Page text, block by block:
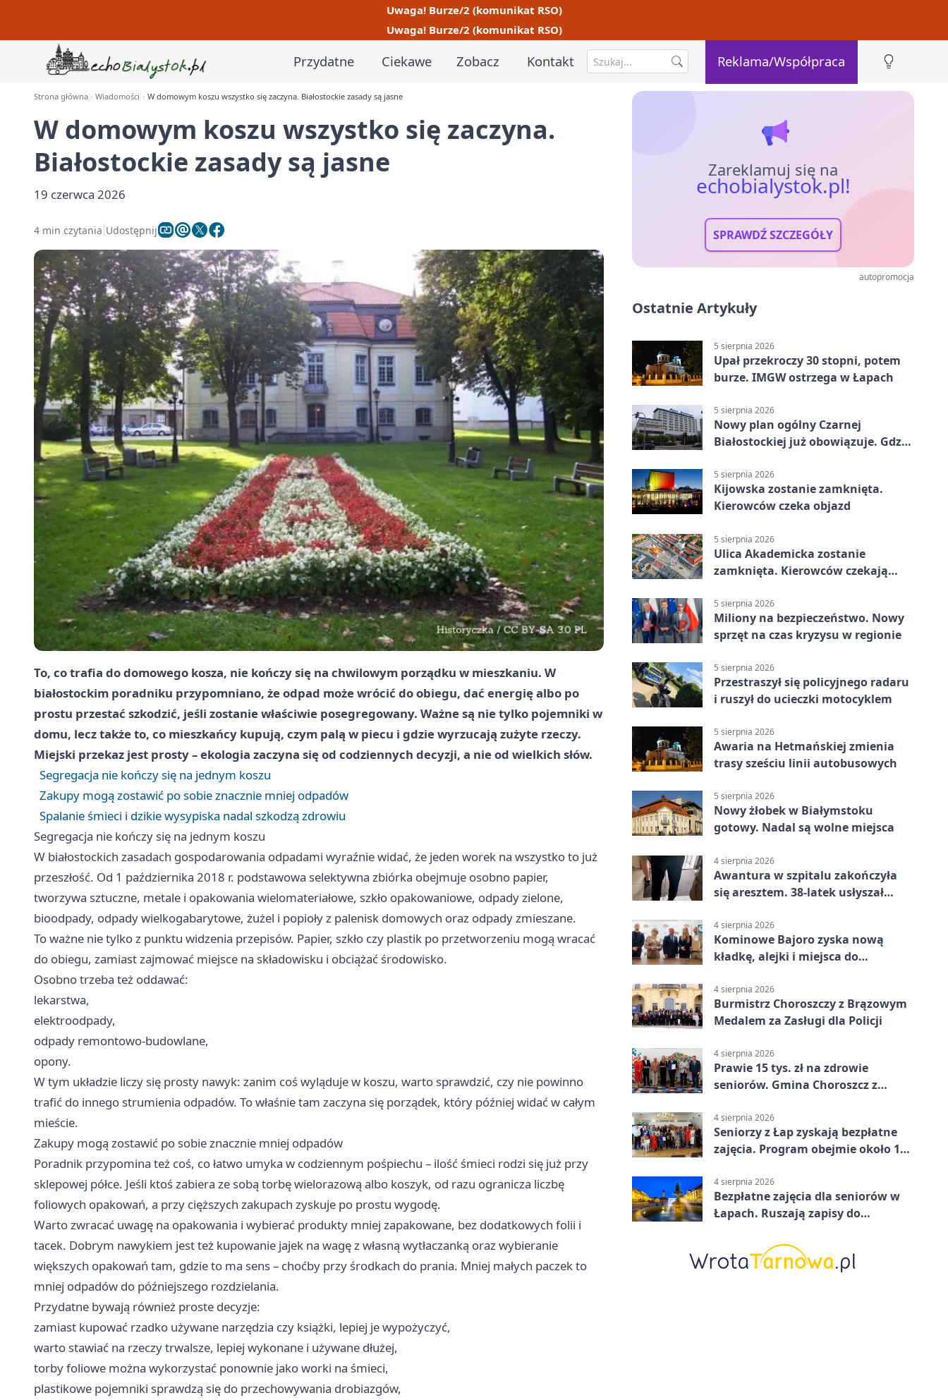
Uwaga! Burze/2 (komunikat RSO)
Uwaga! Burze/2 (komunikat RSO)
Przydatne Ciekawe Zobacz Kontakt Reklama/Współpraca
Strona główna Wiadomości W domowym koszu wszystko się zaczyna. Białostockie zasady są jasne
W domowym koszu wszystko się zaczyna.
Białostockie zasady są jasne
19 czerwca 2026
4 min czytania Udostępnij
To, co trafia do domowego kosza, nie kończy się na chwilowym porządku w mieszkaniu. W
białostockim poradniku przypomniano, że odpad może wrócić do obiegu, dać energię albo po
prostu przestać szkodzić, jeśli zostanie właściwie posegregowany. Ważne są nie tylko pojemniki w
domu, lecz także to, co mieszkańcy kupują, czym palą w piecu i gdzie wyrzucają zużyte rzeczy.
Miejski przekaz jest prosty – ekologia zaczyna się od codziennych decyzji, a nie od wielkich słów.
Segregacja nie kończy się na jednym koszu
Zakupy mogą zostawić po sobie znacznie mniej odpadów
Spalanie śmieci i dzikie wysypiska nadal szkodzą zdrowiu
Segregacja nie kończy się na jednym koszu
W białostockich zasadach gospodarowania odpadami wyraźnie widać, że jeden worek na wszystko to już
przeszłość. Od 1 października 2018 r. podstawowa selektywna zbiórka obejmuje osobno papier,
tworzywa sztuczne, metale i opakowania wielomateriałowe, szkło opakowaniowe, odpady zielone,
bioodpady, odpady wielkogabarytowe, żużel i popioły z palenisk domowych oraz odpady zmieszane.
To ważne nie tylko z punktu widzenia przepisów. Papier, szkło czy plastik po przetworzeniu mogą wracać
do obiegu, zamiast zajmować miejsce na składowisku i obciążać środowisko.
Osobno trzeba też oddawać:
lekarstwa,
elektroodpady,
odpady remontowo-budowlane,
opony.
W tym układzie liczy się prosty nawyk: zanim coś wyląduje w koszu, warto sprawdzić, czy nie powinno
trafić do innego strumienia odpadów. To właśnie tam zaczyna się porządek, który później widać w całym
mieście.
Zakupy mogą zostawić po sobie znacznie mniej odpadów
Poradnik przypomina też coś, co łatwo umyka w codziennym pośpiechu – ilość śmieci rodzi się już przy
sklepowej półce. Jeśli ktoś zabiera ze sobą torbę wielorazową albo koszyk, od razu ogranicza liczbę
foliowych opakowań, a przy cięższych zakupach zyskuje po prostu wygodę.
Warto zwracać uwagę na opakowania i wybierać produkty mniej zapakowane, bez dodatkowych folii i
tacek. Dobrym nawykiem jest też kupowanie jajek na wagę z własną wytłaczanką oraz wybieranie
większych opakowań tam, gdzie to ma sens – choćby przy środkach do prania. Mniej małych paczek to
mniej odpadów do późniejszego rozdzielania.
Przydatne bywają również proste decyzje:
zamiast kupować rzadko używane narzędzia czy książki, lepiej je wypożyczyć,
warto stawiać na rzeczy trwalsze, lepiej wykonane i używane dłużej,
torby foliowe można wykorzystać ponownie jako worki na śmieci,
plastikowe pojemniki sprawdzą się do przechowywania drobiazgów,
Zareklamuj się na
echobialystok.pl!
SPRAWDŹ SZCZEGÓŁY
autopromocja
Ostatnie Artykuły
5 sierpnia 2026
Upał przekroczy 30 stopni, potem
burze. IMGW ostrzega w Łapach
5 sierpnia 2026
Nowy plan ogólny Czarnej
Białostockiej już obowiązuje. Gdzie
5 sierpnia 2026
Kijowska zostanie zamknięta.
Kierowców czeka objazd
5 sierpnia 2026
Ulica Akademicka zostanie
zamknięta. Kierowców czekają
5 sierpnia 2026
Miliony na bezpieczeństwo. Nowy
sprzęt na czas kryzysu w regionie
5 sierpnia 2026
Przestraszył się policyjnego radaru
i ruszył do ucieczki motocyklem
5 sierpnia 2026
Awaria na Hetmańskiej zmienia
trasy sześciu linii autobusowych
5 sierpnia 2026
Nowy żłobek w Białymstoku
gotowy. Nadal są wolne miejsca
4 sierpnia 2026
Awantura w szpitalu zakończyła
się aresztem. 38-latek usłyszał
4 sierpnia 2026
Kominowe Bajoro zyska nową
kładkę, alejki i miejsca do
4 sierpnia 2026
Burmistrz Choroszczy z Brązowym
Medalem za Zasługi dla Policji
4 sierpnia 2026
Prawie 15 tys. zł na zdrowie
seniorów. Gmina Choroszcz z
4 sierpnia 2026
Seniorzy z Łap zyskają bezpłatne
zajęcia. Program obejmie około 120
4 sierpnia 2026
Bezpłatne zajęcia dla seniorów w
Łapach. Ruszają zapisy do